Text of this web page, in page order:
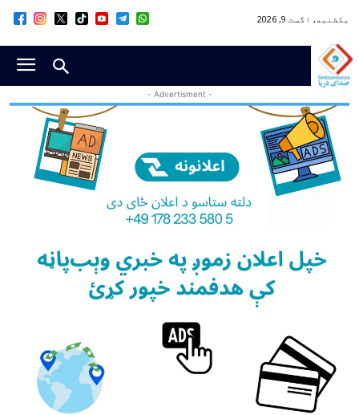
یکشنبه, اگست 9, 2026
- Advertisment -